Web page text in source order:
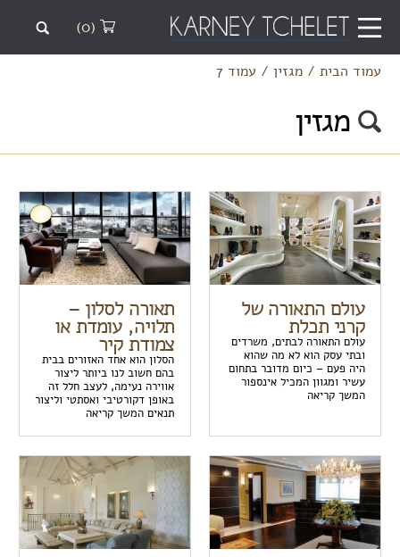
(0)
עמוד הבית/ מגזין/ עמוד 7
מגזין
עולם התאורה של
קרני תכלת
עולם התאורה לבתים, משרדים
ובתי עסק הוא לא מה שהוא
היה פעם – כיום מדובר בתחום
עשיר ומגוון המכיל אינספור
המשך קריאה
תאורה לסלון –
תלויה, עומדת או
צמודת קיר
הסלון הוא אחד האזורים בבית
בהם חשוב לנו ביותר ליצור
אווירה נעימה, לעצב חלל זה
באופן דקורטיבי ואסתטי וליצור
תנאים המשך קריאה